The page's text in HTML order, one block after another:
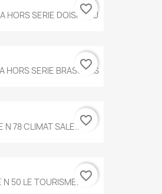
HORS SERIE DOISNEAU
favorite_border
HORS SERIE BRASSENS
favorite_border
N 78 CLIMAT SALE...favorite_border
N 50 LE TOURISME...favorite_border